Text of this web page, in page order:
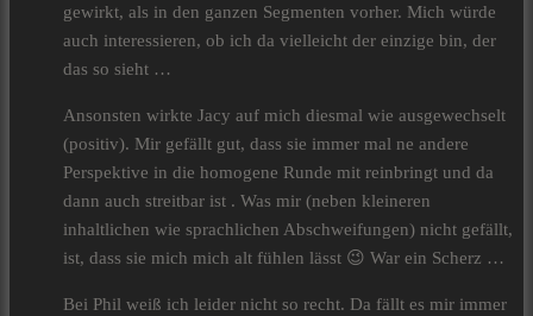
gewirkt, als in den ganzen Segmenten vorher. Mich würde
auch interessieren, ob ich da vielleicht der einzige bin, der
das so sieht …
Ansonsten wirkte Jacy auf mich diesmal wie ausgewechselt
(positiv). Mir gefällt gut, dass sie immer mal ne andere
Perspektive in die homogene Runde mit reinbringt und da
dann auch streitbar ist . Was mir (neben kleineren
inhaltlichen wie sprachlichen Abschweifungen) nicht gefällt,
ist, dass sie mich mich alt fühlen lässt 😉 War ein Scherz …
Bei Phil weiß ich leider nicht so recht. Da fällt es mir immer